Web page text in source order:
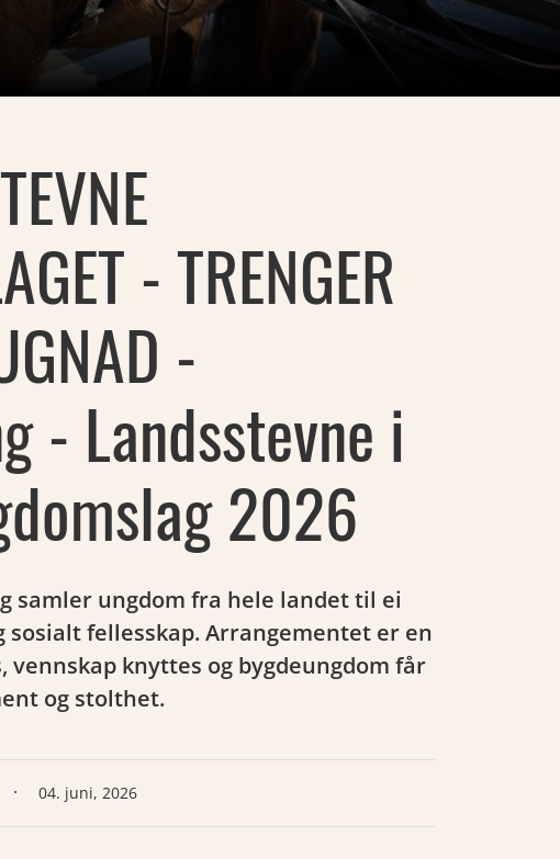
- TRENGER
-
- Landsstevne i
2026
samler ungdom fra hele landet til ei
fellesskap. Arrangementet er en
knyttes og bygdeungdom får
og stolthet.
· 04. juni, 2026